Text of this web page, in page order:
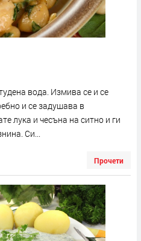
вода. Измива се и се
и се задушава в
лука и чесъна на ситно и ги
Си...
Прочети